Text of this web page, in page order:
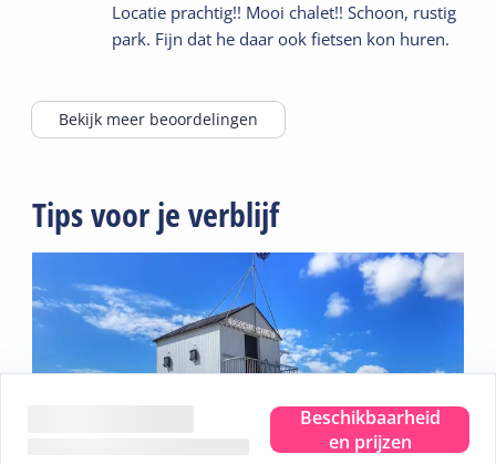
Beschikbaarheid
en prijzen
Locatie prachtig!! Mooi chalet!! Schoon, rustig
park. Fijn dat he daar ook fietsen kon huren.
Bekijk meer beoordelingen
Tips voor je verblijf